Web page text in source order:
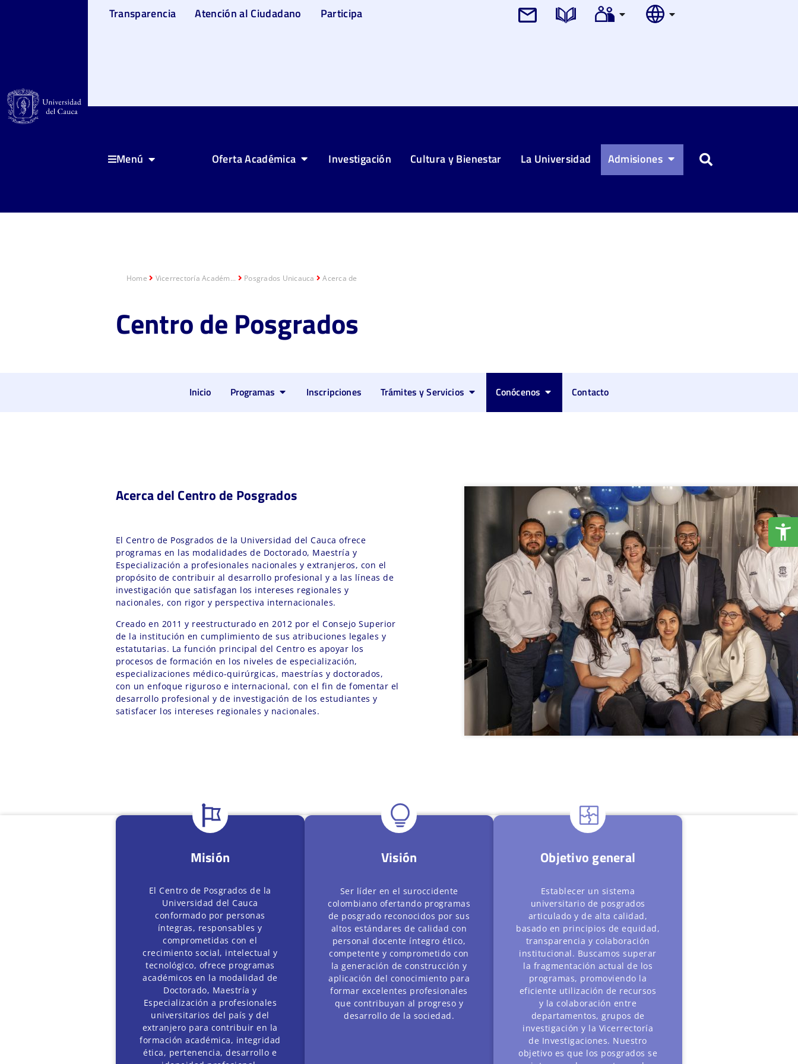
Transparencia Atención al Ciudadano Participa
Menú Oferta Académica Investigación Cultura y Bienestar La Universidad Admisiones Buscar
Home Vicerrectoría Académ... Posgrados Unicauca Acerca de
Centro de Posgrados
Inicio Programas Inscripciones Trámites y Servicios Conócenos Contacto
Acerca del Centro de Posgrados
El Centro de Posgrados de la Universidad del Cauca ofrece
programas en las modalidades de Doctorado, Maestría y
Especialización a profesionales nacionales y extranjeros, con el
propósito de contribuir al desarrollo profesional y a las líneas de
investigación que satisfagan los intereses regionales y
nacionales, con rigor y perspectiva internacionales.
Creado en 2011 y reestructurado en 2012 por el Consejo Superior
de la institución en cumplimiento de sus atribuciones legales y
estatutarias. La función principal del Centro es apoyar los
procesos de formación en los niveles de especialización,
especializaciones médico-quirúrgicas, maestrías y doctorados,
con un enfoque riguroso e internacional, con el fin de fomentar el
desarrollo profesional y de investigación de los estudiantes y
satisfacer los intereses regionales y nacionales.
Misión
El Centro de Posgrados de la
Universidad del Cauca
conformado por personas
íntegras, responsables y
comprometidas con el
crecimiento social, intelectual y
tecnológico, ofrece programas
académicos en la modalidad de
Doctorado, Maestría y
Especialización a profesionales
universitarios del país y del
extranjero para contribuir en la
formación académica, integridad
ética, pertenencia, desarrollo e
Visión
Ser líder en el suroccidente
colombiano ofertando programas
de posgrado reconocidos por sus
altos estándares de calidad con
personal docente íntegro ético,
competente y comprometido con
la generación de construcción y
aplicación del conocimiento para
formar excelentes profesionales
que contribuyan al progreso y
desarrollo de la sociedad.
Objetivo general
Establecer un sistema
universitario de posgrados
articulado y de alta calidad,
basado en principios de equidad,
transparencia y colaboración
institucional. Buscamos superar
la fragmentación actual de los
programas, promoviendo la
eficiente utilización de recursos
y la colaboración entre
departamentos, grupos de
investigación y la Vicerrectoría
de Investigaciones. Nuestro
objetivo es que los posgrados se